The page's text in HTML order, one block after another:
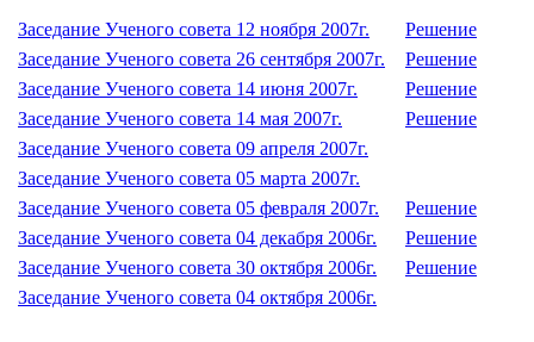
Заседание Ученого совета 12 ноября 2007г.
Решение
Заседание Ученого совета 26 сентября 2007г.
Решение
Заседание Ученого совета 14 июня 2007г.
Решение
Заседание Ученого совета 14 мая 2007г.
Решение
Заседание Ученого совета 09 апреля 2007г.
Заседание Ученого совета 05 марта 2007г.
Заседание Ученого совета 05 февраля 2007г.
Решение
Заседание Ученого совета 04 декабря 2006г.
Решение
Заседание Ученого совета 30 октября 2006г.
Решение
Заседание Ученого совета 04 октября 2006г.